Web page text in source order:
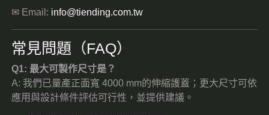
✉ Email: info@tiending.com.tw
常見問題（FAQ）
Q1: 最大可製作尺寸是？
A: 我們已量產正面寬 4000 mm的伸縮護蓋；更大尺寸可依
應用與設計條件評估可行性，並提供建議。